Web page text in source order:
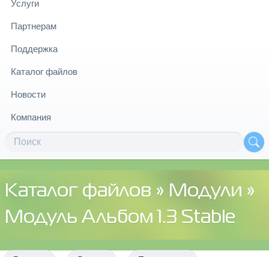
Услуги
Партнерам
Поддержка
Каталог файлов
Новости
Компания
Каталог файлов » Модули »
Модуль Альбом 1.3 Stable